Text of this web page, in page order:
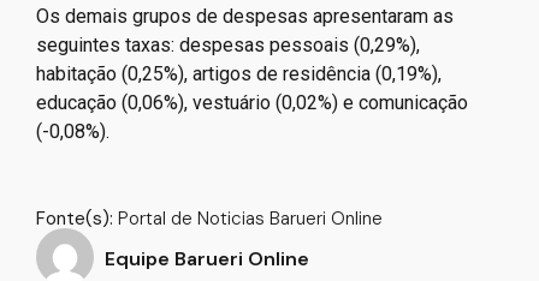
Os demais grupos de despesas apresentaram as
seguintes taxas: despesas pessoais (0,29%),
habitação (0,25%), artigos de residência (0,19%),
educação (0,06%), vestuário (0,02%) e comunicação
(-0,08%).
Fonte(s): Portal de Noticias Barueri Online
Equipe Barueri Online